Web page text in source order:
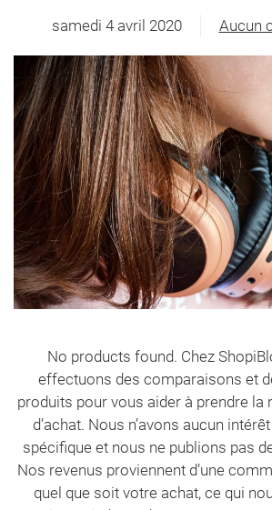
samedi 4 avril 2020 Aucun
sur
Le
meilleur
casque
de
jeu
No products found. Chez
effectuons des comparaisons et
produits pour vous aider à prendre la
d’achat. Nous n’avons aucun
spécifique et nous ne publions pas
Nos revenus proviennent d’une
quel que soit votre achat, ce qui